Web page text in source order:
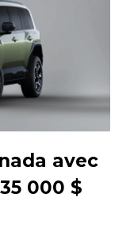
avec
000 $